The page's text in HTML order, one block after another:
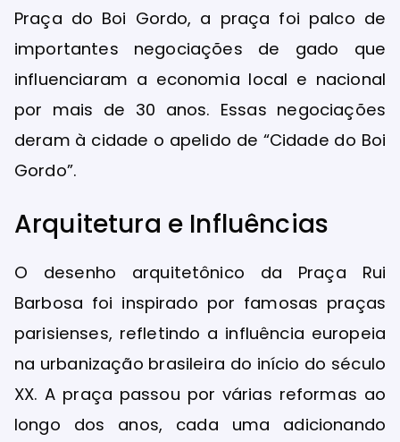
Praça do Boi Gordo, a praça foi palco de
importantes negociações de gado que
influenciaram a economia local e nacional
por mais de 30 anos. Essas negociações
deram à cidade o apelido de “Cidade do Boi
Gordo”.
Arquitetura e Influências
O desenho arquitetônico da Praça Rui
Barbosa foi inspirado por famosas praças
parisienses, refletindo a influência europeia
na urbanização brasileira do início do século
XX. A praça passou por várias reformas ao
longo dos anos, cada uma adicionando